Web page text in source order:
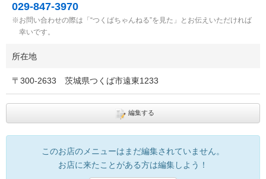
029-847-3970
お問い合わせの際は「“つくばちゃんねる”を見た」とお伝えいただければ
幸いです。
所在地
〒 300-2633 茨城県つくば市遠東1233
編集する
このお店のメニューはまだ編集されていません。
お店に来たことがある方は編集しよう！